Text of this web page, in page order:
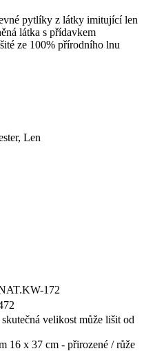
pytlíky z látky imitující len
látka s přídavkem
ze 100% přírodního lnu
Len
172
velikost může lišit od